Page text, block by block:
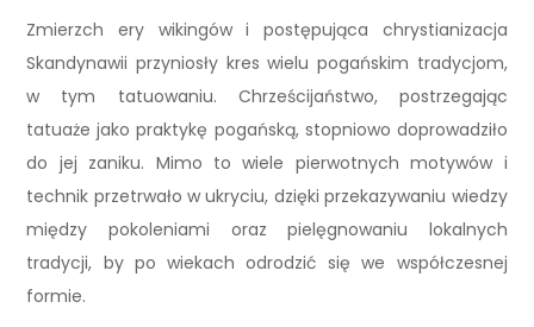
Zmierzch ery wikingów i postępująca chrystianizacja
Skandynawii przyniosły kres wielu pogańskim tradycjom,
w tym tatuowaniu. Chrześcijaństwo, postrzegając
tatuaże jako praktykę pogańską, stopniowo doprowadziło
do jej zaniku. Mimo to wiele pierwotnych motywów i
technik przetrwało w ukryciu, dzięki przekazywaniu wiedzy
między pokoleniami oraz pielęgnowaniu lokalnych
tradycji, by po wiekach odrodzić się we współczesnej
formie.